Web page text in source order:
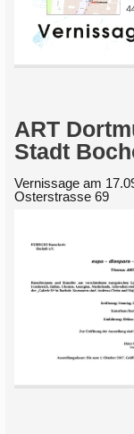
ART
Stadt
Vernissage am
Osterstrasse 69